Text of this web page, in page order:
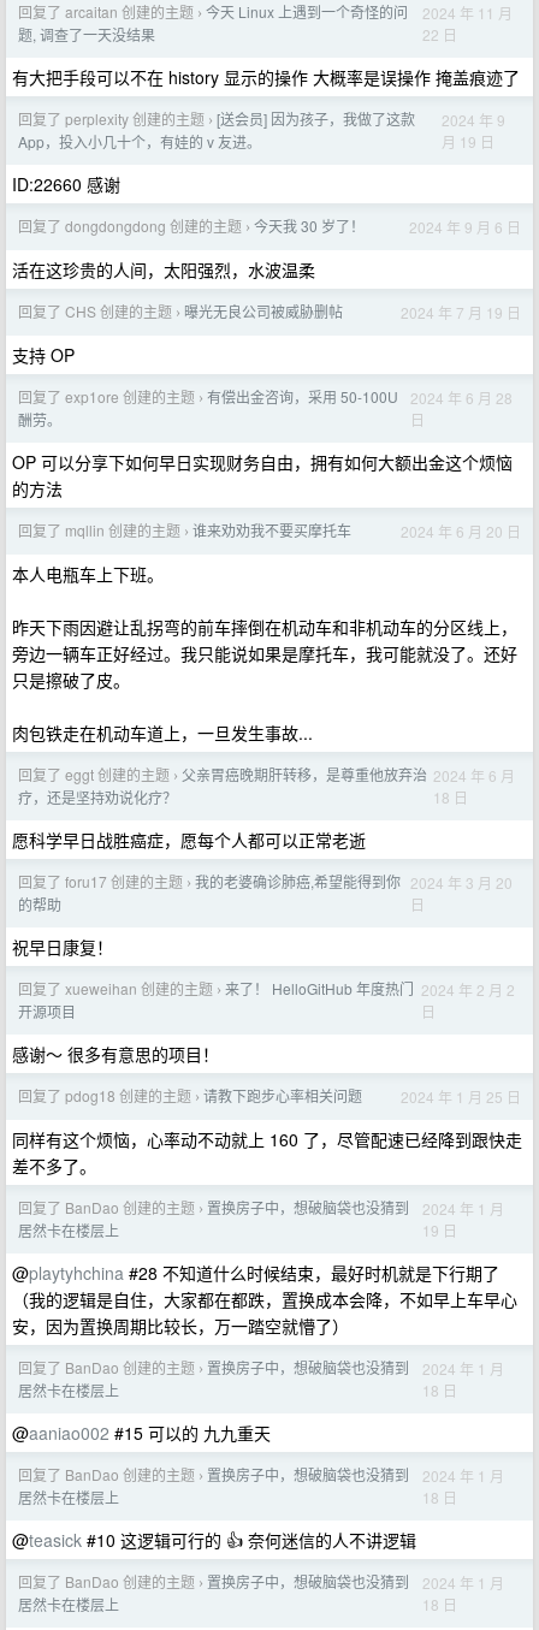
回复了 arcaitan 创建的主题 › 今天 Linux 上遇到一个奇怪的问
题, 调查了一天没结果
2024 年 11 月
22 日
有大把手段可以不在 history 显示的操作 大概率是误操作 掩盖痕迹了
回复了 perplexity 创建的主题 › [送会员] 因为孩子，我做了这款
App，投入小几十个，有娃的 v 友进。
2024 年 9
月 19 日
ID:22660 感谢
回复了 dongdongdong 创建的主题 › 今天我 30 岁了！ 2024 年 9 月 6 日
活在这珍贵的人间，太阳强烈，水波温柔
回复了 CHS 创建的主题 › 曝光无良公司被威胁删帖 2024 年 7 月 19 日
支持 OP
回复了 exp1ore 创建的主题 › 有偿出金咨询，采用 50-100U
酬劳。
2024 年 6 月 28
日
OP 可以分享下如何早日实现财务自由，拥有如何大额出金这个烦恼
的方法
回复了 mqllin 创建的主题 › 谁来劝劝我不要买摩托车 2024 年 6 月 20 日
本人电瓶车上下班。
昨天下雨因避让乱拐弯的前车摔倒在机动车和非机动车的分区线上，
旁边一辆车正好经过。我只能说如果是摩托车，我可能就没了。还好
只是擦破了皮。
肉包铁走在机动车道上，一旦发生事故...
回复了 eggt 创建的主题 › 父亲胃癌晚期肝转移，是尊重他放弃治
疗，还是坚持劝说化疗？
2024 年 6 月
18 日
愿科学早日战胜癌症，愿每个人都可以正常老逝
回复了 foru17 创建的主题 › 我的老婆确诊肺癌,希望能得到你
的帮助
2024 年 3 月 20
日
祝早日康复！
回复了 xueweihan 创建的主题 › 来了！ HelloGitHub 年度热门
开源项目
2024 年 2 月 2
日
感谢～ 很多有意思的项目！
回复了 pdog18 创建的主题 › 请教下跑步心率相关问题 2024 年 1 月 25 日
同样有这个烦恼，心率动不动就上 160 了，尽管配速已经降到跟快走
差不多了。
回复了 BanDao 创建的主题 › 置换房子中，想破脑袋也没猜到
居然卡在楼层上
2024 年 1 月
19 日
@playtyhchina #28 不知道什么时候结束，最好时机就是下行期了
（我的逻辑是自住，大家都在都跌，置换成本会降，不如早上车早心
安，因为置换周期比较长，万一踏空就懵了）
回复了 BanDao 创建的主题 › 置换房子中，想破脑袋也没猜到
居然卡在楼层上
2024 年 1 月
18 日
@aaniao002 #15 可以的 九九重天
回复了 BanDao 创建的主题 › 置换房子中，想破脑袋也没猜到
居然卡在楼层上
2024 年 1 月
18 日
@teasick #10 这逻辑可行的 👍 奈何迷信的人不讲逻辑
回复了 BanDao 创建的主题 › 置换房子中，想破脑袋也没猜到
居然卡在楼层上
2024 年 1 月
18 日